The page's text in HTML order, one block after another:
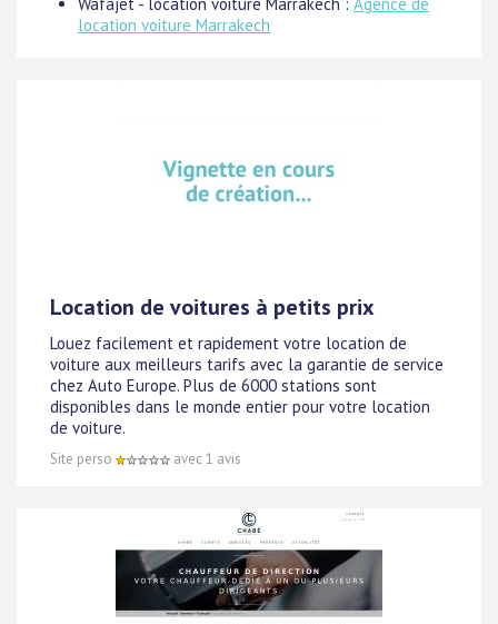
location voiture Marrakech
Location de voitures à petits prix
Louez facilement et rapidement votre location de
voiture aux meilleurs tarifs avec la garantie de service
chez Auto Europe. Plus de 6000 stations sont
disponibles dans le monde entier pour votre location
de voiture.
Site perso avec 1 avis